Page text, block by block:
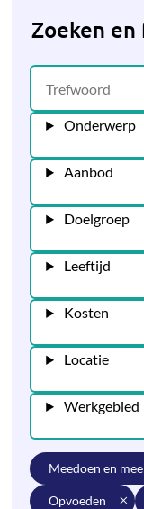
Zoeken
Onderwerp
Aanbod
Doelgroep
Leeftijd
Kosten
Locatie
Werkgebied
meedoen en
opvoeden